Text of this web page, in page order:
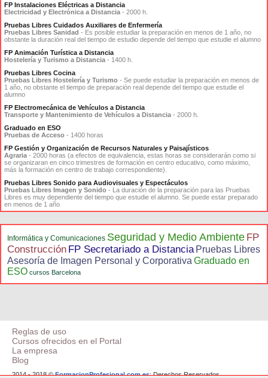
FP Instalaciones Eléctricas a Distancia
Electricidad y Electrónica a Distancia - 2000 h.
Pruebas Libres Cuidados Auxiliares de Enfermería
Pruebas Libres Sanidad - Es posible estudiar la preparación en menos de 1 año, no
obstante la duración real del tiempo de estudio depende del tiempo que estudie el alumno
FP Animación Turística a Distancia
Hostelería y Turismo a Distancia - 1400 h.
Pruebas Libres Cocina
Pruebas Libres Hostelería y Turismo - Se puede estudiar la preparación en menos de
1 año, no obstante el tiempo de preparación real depende del tiempo que estudie el
alumno
FP Electromecánica de Vehículos a Distancia
Transporte y Mantenimiento de Vehículos a Distancia - 2000 h.
Graduado en ESO
Pruebas de Acceso - 1400 horas
FP Gestión y Organización de Recursos Naturales y Paisajísticos
Agraria - 2000 horas (a efectos de equivalencia, estas horas se considerarán como si
se organizaran en cinco trimestres de formación en centro educativo, como máximo,
más la formación en centro de trabajo correspondiente).
Pruebas Libres Sonido para Audiovisuales y Espectáculos
Pruebas Libres Imagen y Sonido - La duración de la preparación para las Pruebas
Libres es muy dependiente del tiempo que estudie el alumno. Se puede estar preparado
en menos de 1 año
Informática y Comunicaciones Seguridad y Medio Ambiente FP
Construcción FP Secretariado a Distancia Pruebas Libres
Asesoría de Imagen Personal y Corporativa Graduado en
ESO cursos Barcelona
Reglas de uso
Cursos ofrecidos en el Portal
La empresa
Blog
2014 - 2018 ©FormacionProfesional.com.es: Derechos Reservados